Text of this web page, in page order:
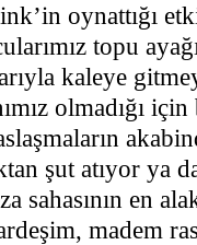
oynattığı
topu
kaleye
olmadığı
şut atıyor ya
sahasının en
madem